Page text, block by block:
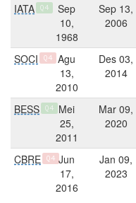
IATA Q4
Sep
10,
1968
Sep 13,
2006
SOCI Q4
Agu
13,
2010
Des 03,
2014
BESS Q4
Mei
25,
2011
Mar 09,
2020
CBRE Q4 Jun
17,
2016
Jan 09,
2023